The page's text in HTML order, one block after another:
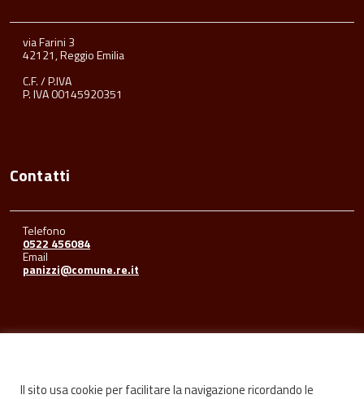
via Farini 3
42121, Reggio Emilia
C.F. / P.IVA
P. IVA 00145920351
Contatti
Telefono
0522 456084
Email
panizzi@comune.re.it
Il sito usa cookie per facilitare la navigazione ricordando le